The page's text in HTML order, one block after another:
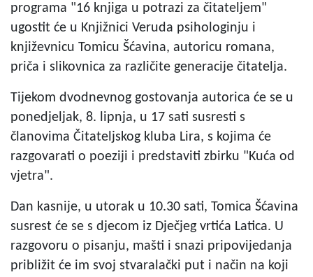
programa "16 knjiga u potrazi za čitateljem"
ugostit će u Knjižnici Veruda psihologinju i
književnicu Tomicu Šćavina, autoricu romana,
priča i slikovnica za različite generacije čitatelja.
Tijekom dvodnevnog gostovanja autorica će se u
ponedjeljak, 8. lipnja, u 17 sati susresti s
članovima Čitateljskog kluba Lira, s kojima će
razgovarati o poeziji i predstaviti zbirku "Kuća od
vjetra".
Dan kasnije, u utorak u 10.30 sati, Tomica Šćavina
susrest će se s djecom iz Dječjeg vrtića Latica. U
razgovoru o pisanju, mašti i snazi pripovijedanja
približit će im svoj stvaralački put i način na koji